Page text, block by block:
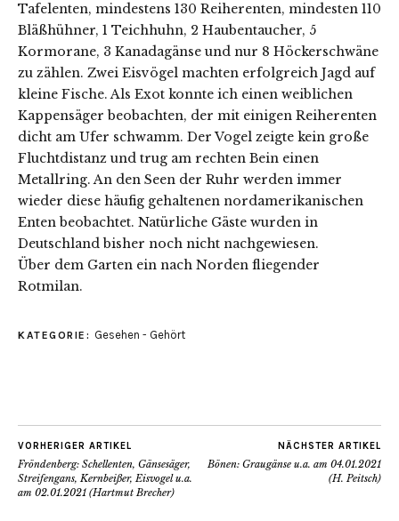
Tafelenten, mindestens 130 Reiherenten, mindesten 110
Bläßhühner, 1 Teichhuhn, 2 Haubentaucher, 5
Kormorane, 3 Kanadagänse und nur 8 Höckerschwäne
zu zählen. Zwei Eisvögel machten erfolgreich Jagd auf
kleine Fische. Als Exot konnte ich einen weiblichen
Kappensäger beobachten, der mit einigen Reiherenten
dicht am Ufer schwamm. Der Vogel zeigte kein große
Fluchtdistanz und trug am rechten Bein einen
Metallring. An den Seen der Ruhr werden immer
wieder diese häufig gehaltenen nordamerikanischen
Enten beobachtet. Natürliche Gäste wurden in
Deutschland bisher noch nicht nachgewiesen.
Über dem Garten ein nach Norden fliegender
Rotmilan.
KATEGORIE: Gesehen - Gehört
VORHERIGER ARTIKEL
Fröndenberg: Schellenten, Gänsesäger,
Streifengans, Kernbeißer, Eisvogel u.a.
am 02.01.2021 (Hartmut Brecher)
NÄCHSTER ARTIKEL
Bönen: Graugänse u.a. am 04.01.2021
(H. Peitsch)